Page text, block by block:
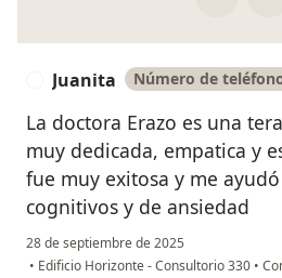
Juanita Número de
La doctora Erazo es una
muy dedicada, empatica y
fue muy exitosa y me
cognitivos y de ansiedad
28 de septiembre de 2025
• Edificio Horizonte - Consultorio 330 •